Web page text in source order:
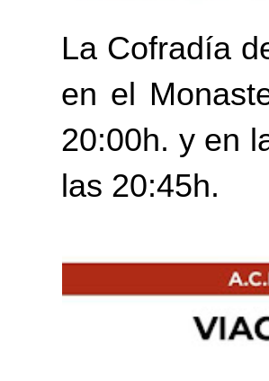
La Cofradía
en el
20:00h. y en
las 20:45h.